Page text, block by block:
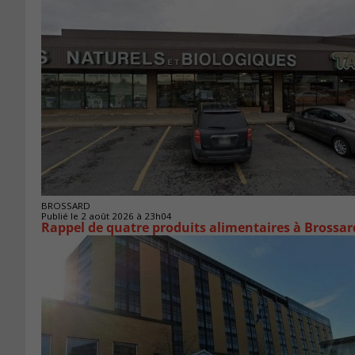
BROSSARD
Publié le 2 août 2026 à 23h04
Rappel de quatre produits alimentaires à